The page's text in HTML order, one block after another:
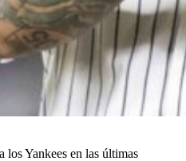
los Yankees en las últimas